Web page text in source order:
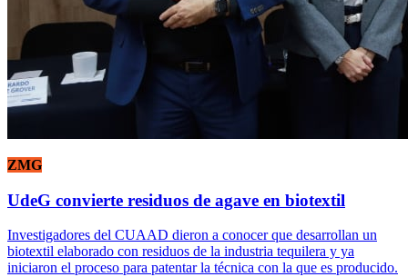
ZMG
UdeG convierte residuos de agave en biotextil
Investigadores del CUAAD dieron a conocer que desarrollan un
biotextil elaborado con residuos de la industria tequilera y ya
iniciaron el proceso para patentar la técnica con la que es producido.